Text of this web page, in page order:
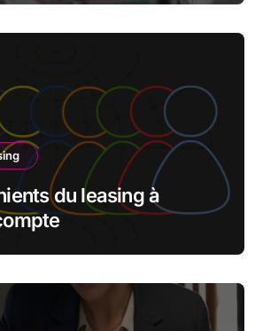
du leasing à